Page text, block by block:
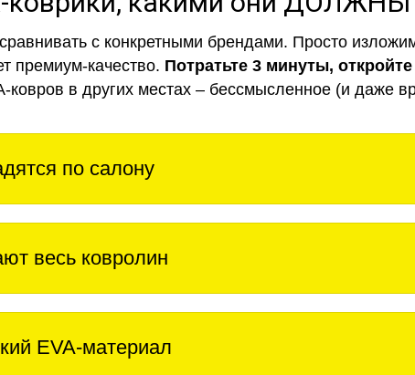
с конкретными брендами. Просто
премиум-качество. Потратьте 3 минуты,
ковров в других местах – бессмысленное (и даже
по салону
весь ковролин
EVA-материал